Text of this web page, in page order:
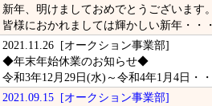
新年、明けましておめでとうございます。
皆様におかれましては輝かしい新年・・・
2021.11.26 [オークション事業部]
◆年末年始休業のお知らせ◆
令和3年12月29日(水)～令和4年1月4日・・
2021.09.15 [オークション事業部]